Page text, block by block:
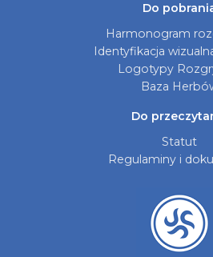
Do
Harmonogram
Identyfikacja
Logotypy
Baza
Do
Statut
Regulaminy i